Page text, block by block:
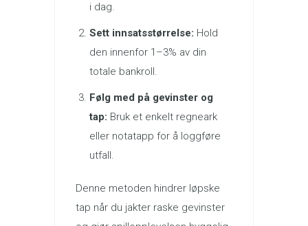
i dag.
Sett innsatsstørrelse: Hold
den innenfor 1–3% av din
totale bankroll.
Følg med på gevinster og
tap: Bruk et enkelt regneark
eller notatapp for å loggføre
utfall.
Denne metoden hindrer løpske
tap når du jakter raske gevinster